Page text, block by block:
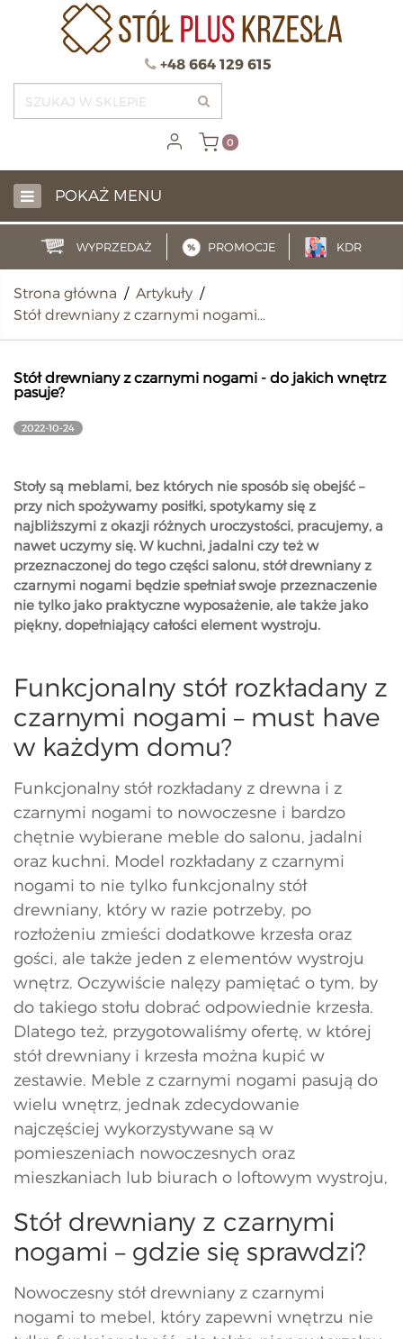
0
+48 664 129 615
POKAŻ MENU
WYPRZEDAŻ PROMOCJE KDR
Strona główna / Artykuły /
Stół drewniany z czarnymi nogami…
Stół drewniany z czarnymi nogami - do jakich wnętrz
pasuje?
2022-10-24
Stoły są meblami, bez których nie sposób się obejść –
przy nich spożywamy posiłki, spotykamy się z
najbliższymi z okazji różnych uroczystości, pracujemy, a
nawet uczymy się. W kuchni, jadalni czy też w
przeznaczonej do tego części salonu, stół drewniany z
czarnymi nogami będzie spełniał swoje przeznaczenie
nie tylko jako praktyczne wyposażenie, ale także jako
piękny, dopełniający całości element wystroju.
Funkcjonalny stół rozkładany z
czarnymi nogami – must have
w każdym domu?
Funkcjonalny stół rozkładany z drewna i z
czarnymi nogami to nowoczesne i bardzo
chętnie wybierane meble do salonu, jadalni
oraz kuchni. Model rozkładany z czarnymi
nogami to nie tylko funkcjonalny stół
drewniany, który w razie potrzeby, po
rozłożeniu zmieści dodatkowe krzesła oraz
gości, ale także jeden z elementów wystroju
wnętrz. Oczywiście nalęzy pamiętać o tym, by
do takiego stołu dobrać odpowiednie krzesła.
Dlatego też, przygotowaliśmy ofertę, w której
stół drewniany i krzesła można kupić w
zestawie. Meble z czarnymi nogami pasują do
wielu wnętrz, jednak zdecydowanie
najczęściej wykorzystywane są w
pomieszeniach nowoczesnych oraz
mieszkaniach lub biurach o loftowym wystroju,
Stół drewniany z czarnymi
nogami – gdzie się sprawdzi?
Nowoczesny stół drewniany z czarnymi
nogami to mebel, który zapewni wnętrzu nie